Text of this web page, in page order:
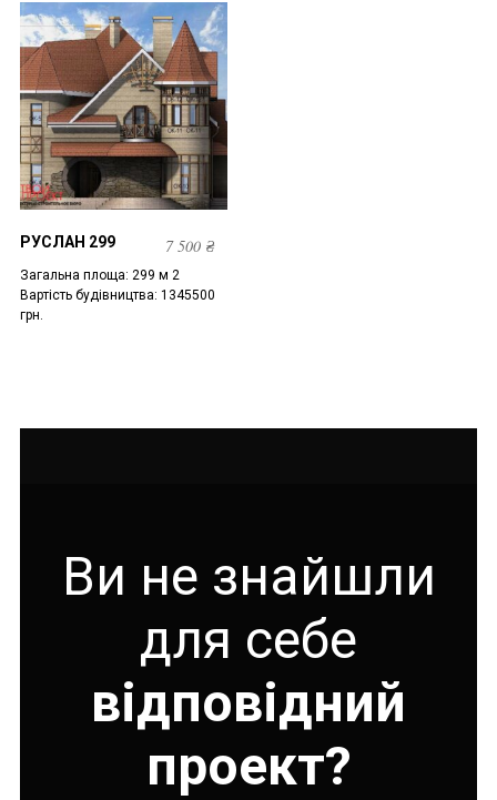
РУСЛАН 299 7 500₴
Загальна площа: 299 м 2
Вартість будівництва: 1345500
грн.
Ви не знайшли
для себе
відповідний
проект?